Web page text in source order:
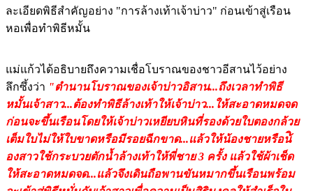
ละเอียดพิธีสำคัญอย่าง "การล้างเท้าเจ้าบ่าว" ก่อนเข้าสู่เรือน
หอเพื่อทำพิธีหมั้น
แม่แก้วได้อธิบายถึงความเชื่อโบราณของชาวอีสานไว้อย่าง
ลึกซึ้งว่า "ตำนานโบราณของเจ้าบ่าวอิสาน...ถึงเวลาทำพิธี
หมั้นเจ้าสาว...ต้องทำพิธีล้างเท้าให้เจ้าบ่าว...ให้สะอาดหมดจด
ก่อนจะขึ้นเรือนโดยให้เจ้าบ่าวเหยียบหินที่รองด้วยใบตองกล้วย
เต็มใบไม่ให้ใบขาดหรือมีรอยฉีกขาด...แล้วให้น้องชายหรือน้ิ
องสาวใช้กระบวยตักน้ำล้างเท้าให้พี่ชาย 3 ครั้ง แล้วใช้ผ้าเช็ด
ให้สะอาดหมดจด...แล้วจึงเดินถือพานขันหมากขึ้นเรือนพร้อม